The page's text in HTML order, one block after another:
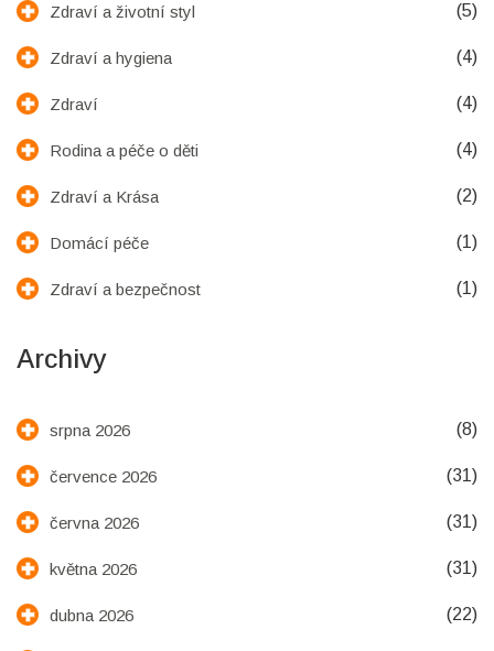
Zdraví a životní styl (5)
Zdraví a hygiena (4)
Zdraví (4)
Rodina a péče o děti (4)
Zdraví a Krása (2)
Domácí péče (1)
Zdraví a bezpečnost (1)
Archivy
srpna 2026 (8)
července 2026 (31)
června 2026 (31)
května 2026 (31)
dubna 2026 (22)